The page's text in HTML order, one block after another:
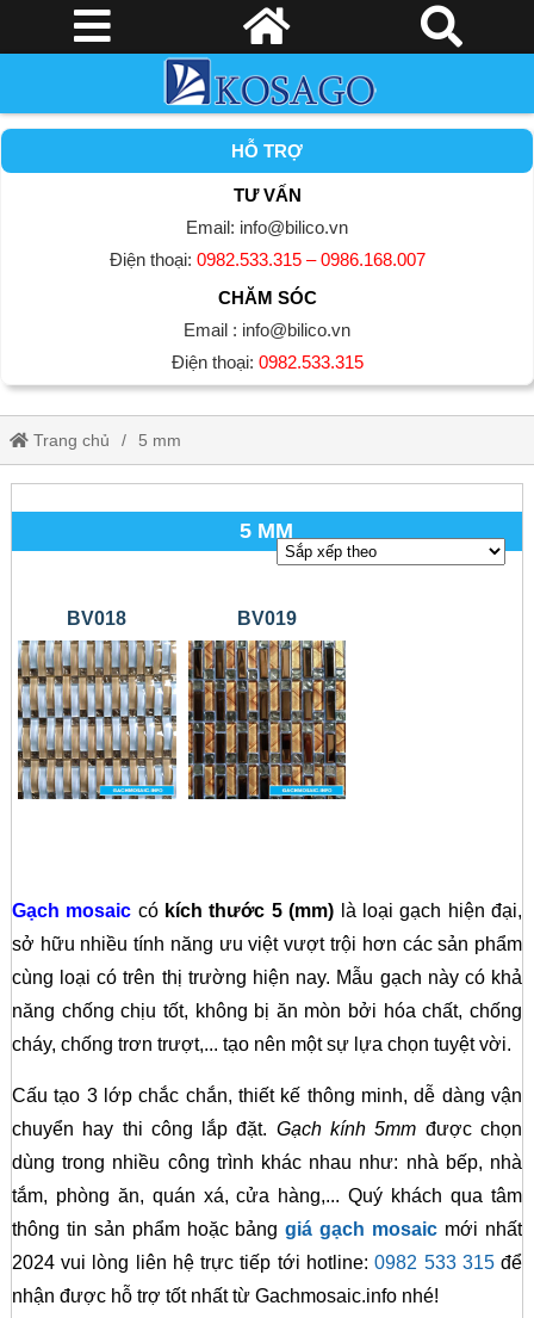
HỖ TRỢ
TƯ VẤN
Email: info@bilico.vn
Điện thoại: 0982.533.315 – 0986.168.007
CHĂM SÓC
Email : info@bilico.vn
Điện thoại: 0982.533.315
Trang chủ 5 mm
5 MM
Gạch mosaic có kích thước 5 (mm) là loại gạch hiện đại,
sở hữu nhiều tính năng ưu việt vượt trội hơn các sản phẩm
cùng loại có trên thị trường hiện nay. Mẫu gạch này có khả
năng chống chịu tốt, không bị ăn mòn bởi hóa chất, chống
cháy, chống trơn trượt,... tạo nên một sự lựa chọn tuyệt vời.
Cấu tạo 3 lớp chắc chắn, thiết kế thông minh, dễ dàng vận
chuyển hay thi công lắp đặt. Gạch kính 5mm được chọn
dùng trong nhiều công trình khác nhau như: nhà bếp, nhà
tắm, phòng ăn, quán xá, cửa hàng,... Quý khách qua tâm
thông tin sản phẩm hoặc bảnggiá gạch mosaic mới nhất
2024 vui lòng liên hệ trực tiếp tới hotline:0982 533 315để
nhận được hỗ trợ tốt nhất từ Gachmosaic.info nhé!
BV018 BV019